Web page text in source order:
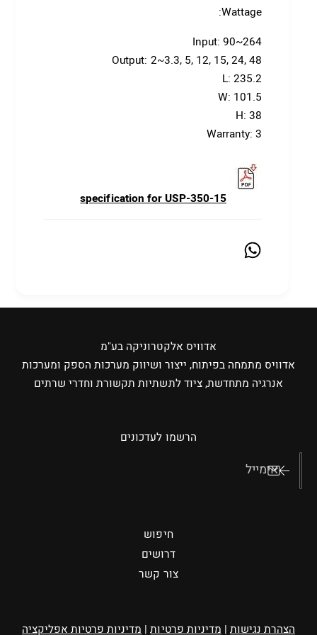
Wattage:
Input: 90~264
Output: 2~3.3, 5, 12, 15, 24, 48
L: 235.2
W: 101.5
H: 38
Warranty: 3
specification for USP-350-15
אדוויס אלקטרוניקה בע"מ
אדוויס מתמחה בפיתוח, ייצור ושיווק מערכות הספק ומערכות
אנרגיה מתחדשת, ציוד לתשתיות תקשורת וחדרי שרתים
הרשמו לעדכונים
אימייל
חיפוש
דרושים
צור קשר
הצהרת נגישות|מדיניות פרטיות|מדיניות פרטיות אפליקציה